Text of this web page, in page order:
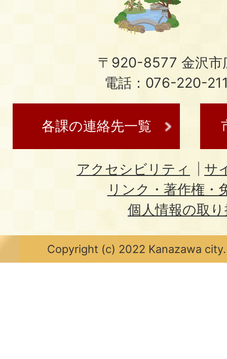
〒920-8577 金沢市
電話：076-220-
各課の連絡先一覧
アクセシビリティ
サ
リンク・著作権・
個人情報の取
Copyright (c) 2022 Kanazawa